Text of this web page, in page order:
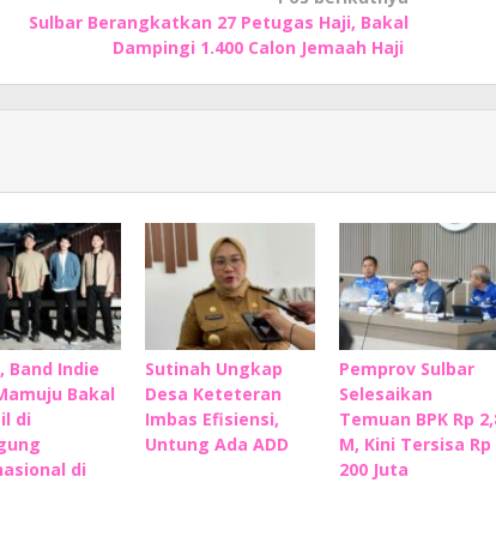
Sulbar Berangkatkan 27 Petugas Haji, Bakal
Dampingi 1.400 Calon Jemaah Haji
Band Indie
Bakal
di
di
Sutinah Ungkap
Desa Keteteran
Imbas Efisiensi,
Untung Ada ADD
Pemprov Sulbar
Selesaikan
Temuan BPK Rp
M, Kini Tersisa Rp
200 Juta